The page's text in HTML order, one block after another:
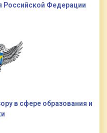
Российской Федерации
в сфере образования и